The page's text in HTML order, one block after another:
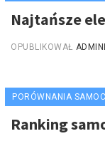
Najtańsze
OPUBLIKOWAŁ
PORÓWNANIA
Ranking